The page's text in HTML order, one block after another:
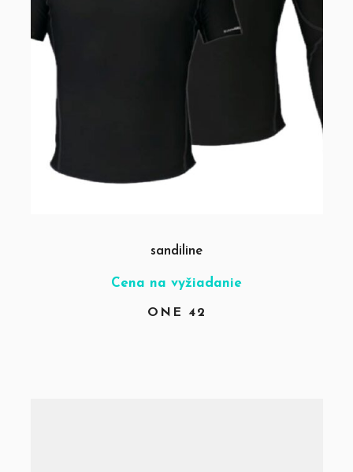
sandiline
Cena na vyžiadanie
ONE 42